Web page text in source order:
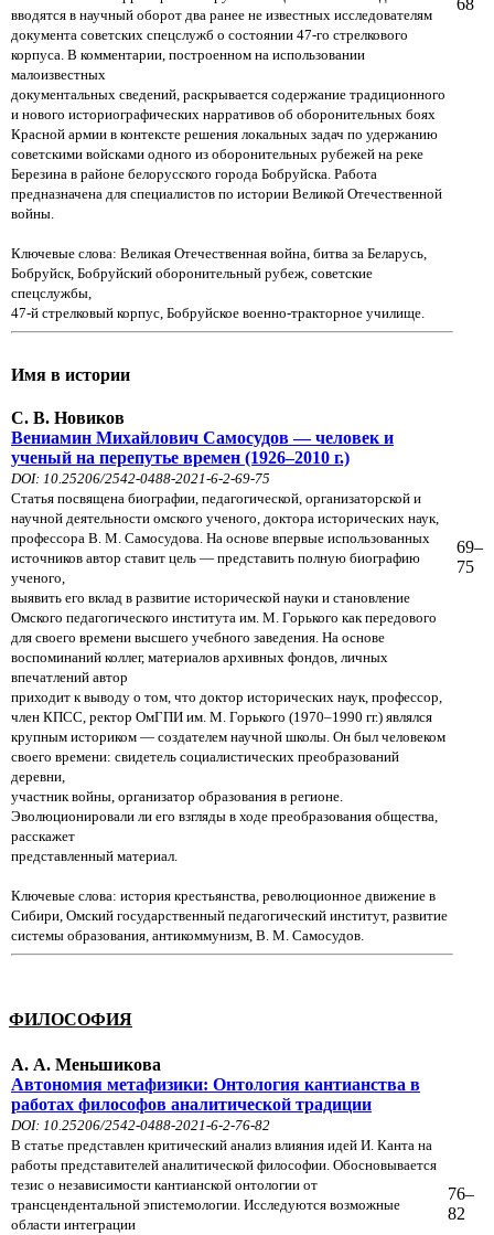
вводятся в научный оборот два ранее не известных исследователям
документа советских спецслужб о состоянии 47-го стрелкового
корпуса. В комментарии, построенном на использовании
малоизвестных
документальных сведений, раскрывается содержание традиционного
и нового историографических нарративов об оборонительных боях
Красной армии в контексте решения локальных задач по удержанию
советскими войсками одного из оборонительных рубежей на реке
Березина в районе белорусского города Бобруйска. Работа
предназначена для специалистов по истории Великой Отечественной
войны.
Ключевые слова: Великая Отечественная война, битва за Беларусь,
Бобруйск, Бобруйский оборонительный рубеж, советские
спецслужбы,
47-й стрелковый корпус, Бобруйское военно-тракторное училище.
Имя в истории
С. В. Новиков
Вениамин Михайлович Самосудов — человек и
ученый на перепутье времен (1926–2010 г.)
DOI: 10.25206/2542-0488-2021-6-2-69-75
Статья посвящена биографии, педагогической, организаторской и
научной деятельности омского ученого, доктора исторических наук,
профессора В. М. Самосудова. На основе впервые использованных
источников автор ставит цель — представить полную биографию
ученого,
выявить его вклад в развитие исторической науки и становление
Омского педагогического института им. М. Горького как передового
для своего времени высшего учебного заведения. На основе
воспоминаний коллег, материалов архивных фондов, личных
впечатлений автор
приходит к выводу о том, что доктор исторических наук, профессор,
член КПСС, ректор ОмГПИ им. М. Горького (1970–1990 гг.) являлся
крупным историком — создателем научной школы. Он был человеком
своего времени: свидетель социалистических преобразований
деревни,
участник войны, организатор образования в регионе.
Эволюционировали ли его взгляды в ходе преобразования общества,
расскажет
представленный материал.
Ключевые слова: история крестьянства, революционное движение в
Сибири, Омский государственный педагогический институт, развитие
системы образования, антикоммунизм, В. М. Самосудов.
69–
75
ФИЛОСОФИЯ
А. А. Меньшикова
Автономия метафизики: Онтология кантианства в
работах философов аналитической традиции
DOI: 10.25206/2542-0488-2021-6-2-76-82
В статье представлен критический анализ влияния идей И. Канта на
работы представителей аналитической философии. Обосновывается
тезис о независимости кантианской онтологии от
трансцендентальной эпистемологии. Исследуются возможные
области интеграции
76–
82